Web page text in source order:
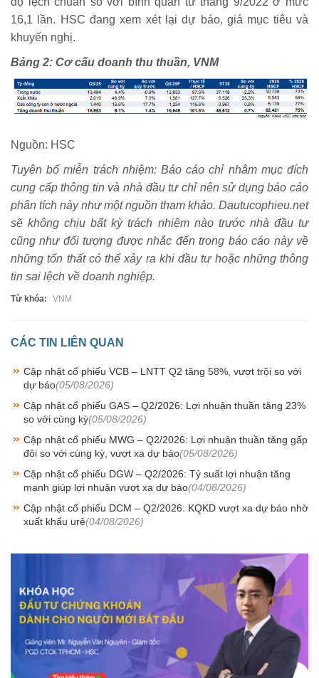
16,1 lần. HSC đang xem xét lại dự báo, giá mục tiêu và
khuyến nghị.
Bảng 2: Cơ cấu doanh thu thuần, VNM
Nguồn: HSC
Tuyên bố miễn trách nhiệm: Báo cáo chỉ nhằm mục đích
cung cấp thông tin và nhà đầu tư chỉ nên sử dụng báo cáo
phân tích này như một nguồn tham khảo. Dautucophieu.net
sẽ không chịu bất kỳ trách nhiệm nào trước nhà đầu tư
cũng như đối tượng được nhắc đến trong báo cáo này về
những tổn thất có thể xảy ra khi đầu tư hoặc những thông
tin sai lệch về doanh nghiệp.
Từ khóa: VNM
CÁC TIN LIÊN QUAN
Cập nhật cổ phiếu VCB – LNTT Q2 tăng 58%, vượt trội so với
dự báo(05/08/2026)
Cập nhật cổ phiếu GAS – Q2/2026: Lợi nhuận thuần tăng 23%
so với cùng kỳ(05/08/2026)
Cập nhật cổ phiếu MWG – Q2/2026: Lợi nhuận thuần tăng gấp
đôi so với cùng kỳ, vượt xa dự báo(05/08/2026)
Cập nhật cổ phiếu DGW – Q2/2026: Tỷ suất lợi nhuận tăng
mạnh giúp lợi nhuận vượt xa dự báo(04/08/2026)
Cập nhật cổ phiếu DCM – Q2/2026: KQKD vượt xa dự báo nhờ
xuất khẩu urê(04/08/2026)